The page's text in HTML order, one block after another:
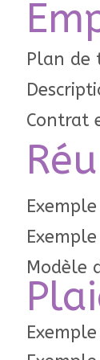
Plan de
Contrat
Modèle